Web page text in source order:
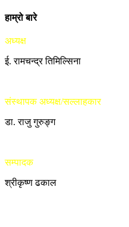
हाम्रो बारे
अध्यक्ष
ई. रामचन्द्र तिमिल्सिना
संस्थापक अध्यक्ष/सल्लाहकार
डा. राजु गुरुङ्ग
सम्पादक
श्रीकृष्ण ढकाल